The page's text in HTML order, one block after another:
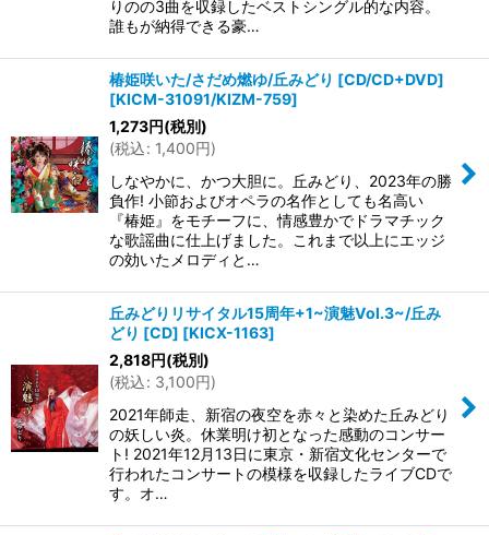
りのの3曲を収録したベストシングル的な内容。
誰もが納得できる豪…
椿姫咲いた/さだめ燃ゆ/丘みどり [CD/CD+DVD]
[KICM-31091/KIZM-759]
1,273円(税別)
(税込: 1,400円)
しなやかに、かつ大胆に。丘みどり、2023年の勝
負作! 小節およびオペラの名作としても名高い
『椿姫』をモチーフに、情感豊かでドラマチック
な歌謡曲に仕上げました。これまで以上にエッジ
の効いたメロディと…
丘みどりリサイタル15周年+1~演魅Vol.3~/丘み
どり [CD] [KICX-1163]
2,818円(税別)
(税込: 3,100円)
2021年師走、新宿の夜空を赤々と染めた丘みどり
の妖しい炎。休業明け初となった感動のコンサー
ト! 2021年12月13日に東京・新宿文化センターで
行われたコンサートの模様を収録したライブCDで
す。オ…